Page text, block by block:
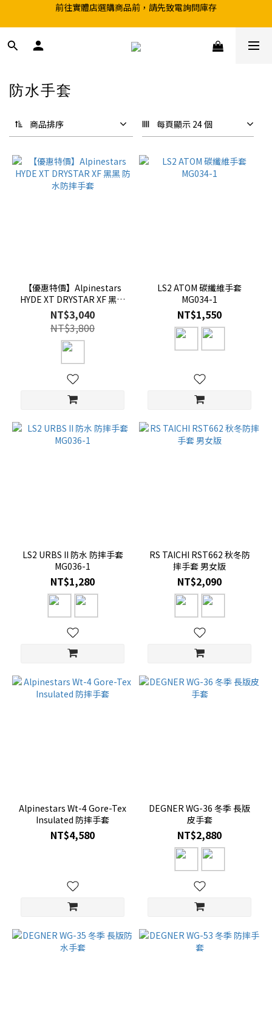
超取滿199、宅配滿490 享免運優惠
超取滿199、宅配滿490 享免運優惠
防水手套
商品排序 每頁顯示 24 個
【優惠特價】Alpinestars
HYDE XT DRYSTAR XF 黑黑
防水防摔手套
NT$3,040
NT$3,800
LS2 ATOM 碳纖維手套
MG034-1
NT$1,550
LS2 URBS II 防水 防摔手套
MG036-1
NT$1,280
RS TAICHI RST662 秋冬防
摔手套 男女版
NT$2,090
Alpinestars Wt-4 Gore-Tex
Insulated 防摔手套
NT$4,580
DEGNER WG-36 冬季 長版
皮手套
NT$2,880